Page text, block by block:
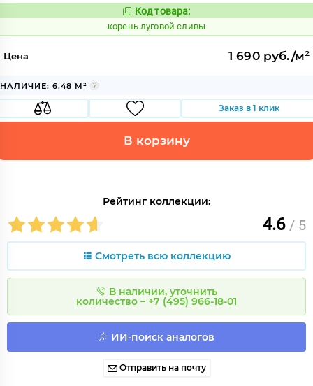
Код:
787386
Код товара:
корень луговой сливы
Цена 1 690 руб./м²
НАЛИЧИЕ: 6.48 М²
Заказ в 1 клик
В корзину
Рейтинг коллекции:
4.6 / 5
Смотреть всю коллекцию
В наличии, уточнить
количество – +7 (495) 966-18-01
ИИ-поиск аналогов
Отправить на почту